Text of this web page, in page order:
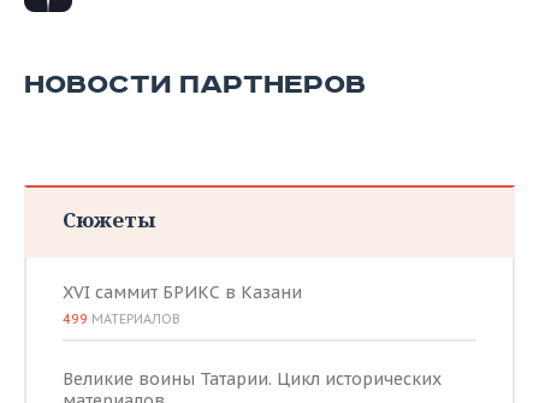
НОВОСТИ ПАРТНЕРОВ
Сюжеты
XVI саммит БРИКС в Казани
499 МАТЕРИАЛОВ
Великие воины Татарии. Цикл исторических